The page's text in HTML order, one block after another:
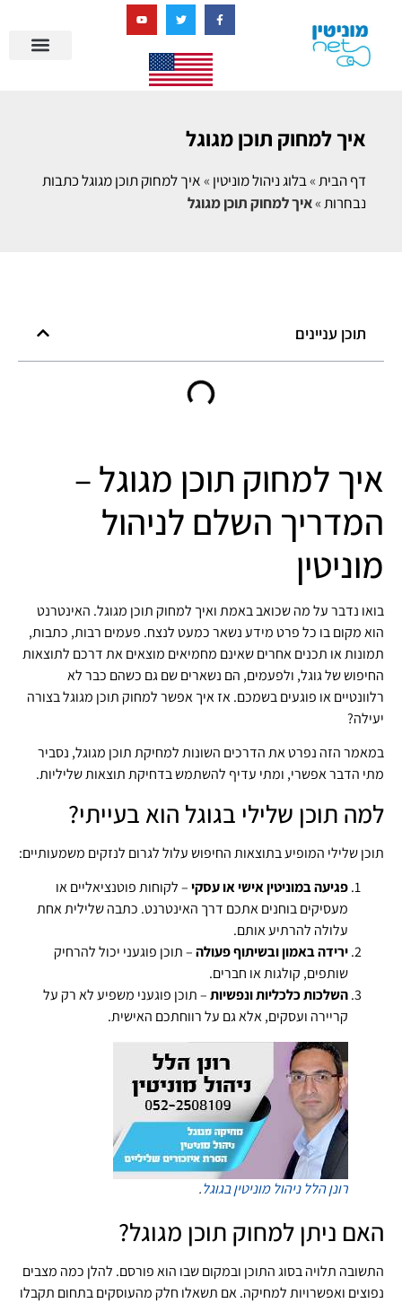
איך למחוק תוכן מגוגל
דף הבית»בלוג ניהול מוניטין »איך למחוק תוכן מגוגל כתבות
נבחרות»איך למחוק תוכן מגוגל
תוכן עניינים
איך למחוק תוכן מגוגל –
המדריך השלם לניהול
מוניטין
בואו נדבר על מה שכואב באמת ואיך למחוק תוכן מגוגל. האינטרנט
הוא מקום בו כל פרט מידע נשאר כמעט לנצח. פעמים רבות, כתבות,
תמונות או תכנים אחרים שאינם מחמיאים מוצאים את דרכם לתוצאות
החיפוש של גוגל, ולפעמים, הם נשארים שם גם כשהם כבר לא
רלוונטיים או פוגעים בשמכם. אז איך אפשר למחוק תוכן מגוגל בצורה
יעילה?
במאמר הזה נפרט את הדרכים השונות למחיקת תוכן מגוגל, נסביר
מתי הדבר אפשרי, ומתי עדיף להשתמש בדחיקת תוצאות שליליות.
למה תוכן שלילי בגוגל הוא בעייתי?
תוכן שלילי המופיע בתוצאות החיפוש עלול לגרום לנזקים משמעותיים:
פגיעה במוניטין אישי או עסקי– לקוחות פוטנציאליים או
מעסיקים בוחנים אתכם דרך האינטרנט. כתבה שלילית אחת
עלולה להרתיע אותם.
ירידה באמון ובשיתוף פעולה– תוכן פוגעני יכול להרחיק
שותפים, קולגות או חברים.
השלכות כלכליות ונפשיות– תוכן פוגעני משפיע לא רק על
קריירה ועסקים, אלא גם על רווחתכם האישית.
רונן הלל ניהול מוניטין בגוגל.
האם ניתן למחוק תוכן מגוגל?
התשובה תלויה בסוג התוכן ובמקום שבו הוא פורסם. להלן כמה מצבים
נפוצים ואפשרויות למחיקה. אם תשאלו חלק מהעוסקים בתחום תקבלו